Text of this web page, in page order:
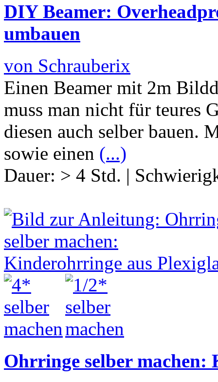
DIY Beamer:
umbauen
von Schrauberix
Einen Beamer mit 2m
muss man nicht für teures
diesen auch selber bauen.
sowie einen (...)
Dauer: > 4 Std. |
Ohrringe selber machen: